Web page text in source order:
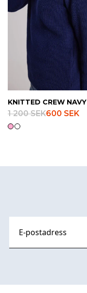
KNITTED CREW NAVY
1 200 SEK600 SEK